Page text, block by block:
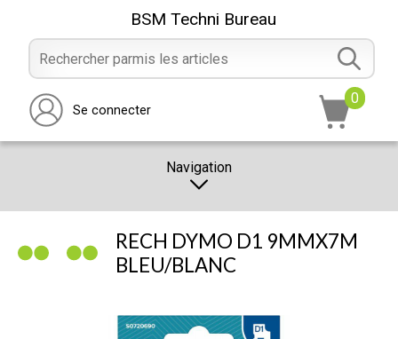
BSM Techni Bureau
Se connecter
0
Navigation
PROMOTION
NOUS CONTACTER
RECH DYMO D1 9MMX7M
BLEU/BLANC